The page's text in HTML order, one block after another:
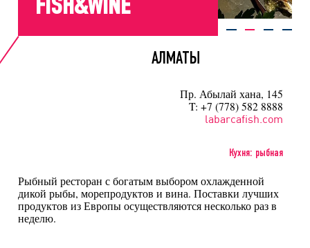
FISH&WINE
АЛМАТЫ
Пр. Абылай хана, 145
T: +7 (778) 582 8888
labarcafish.com
Кухня: рыбная
Рыбный ресторан с богатым выбором охлажденной
дикой рыбы, морепродуктов и вина. Поставки лучших
продуктов из Европы осуществляются несколько раз в
неделю.